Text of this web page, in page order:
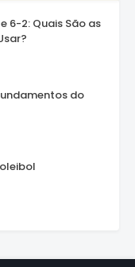
6-2: Quais São as
do